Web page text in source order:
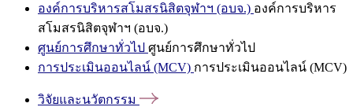
องค์การบริหารสโมสรนิสิตจุฬาฯ (อบจ.) องค์การบริหาร
สโมสรนิสิตจุฬาฯ (อบจ.)
ศูนย์การศึกษาทั่วไป ศูนย์การศึกษาทั่วไป
การประเมินออนไลน์ (MCV) การประเมินออนไลน์ (MCV)
วิจัยและนวัตกรรม